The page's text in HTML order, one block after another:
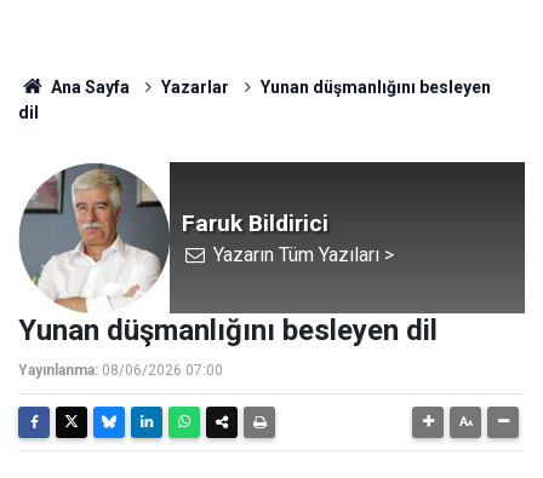
Ana Sayfa Yazarlar
Yunan düşmanlığını besleyen
dil
Faruk Bildirici
Yazarın Tüm Yazıları >
Yunan düşmanlığını besleyen dil
Yayınlanma: 08/06/2026 07:00